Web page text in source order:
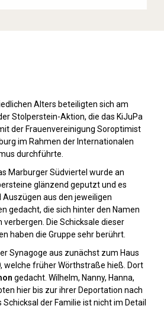
Alters beteiligten sich am
Stolperstein-Aktion, die das KiJuPa
der Frauenvereinigung Soroptimist
im Rahmen der Internationalen
durchführte.
Marburger Südviertel wurde an
glänzend geputzt und es
aus den jeweiligen
gedacht, die sich hinter den Namen
Die Schicksale dieser
haben die Gruppe sehr berührt.
Synagoge aus zunächst zum Haus
, welche früher Wörthstraße hieß. Dort
gedacht. Wilhelm, Nanny, Hanna,
hier bis zur ihrer Deportation nach
Schicksal der Familie ist nicht im Detail